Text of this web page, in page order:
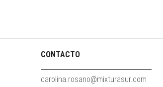
CONTACTO
carolina.rosano@mixturasur.com